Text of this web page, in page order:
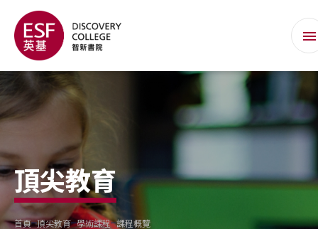
頂尖教育
首頁 頂尖教育 學術課程 課程概覽